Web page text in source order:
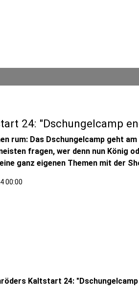
24: "Dschungelcamp
rum: Das Dschungelcamp geht
fragen, wer denn nun König
ganz eigenen Themen mit der
00:00
Kaltstart 24: